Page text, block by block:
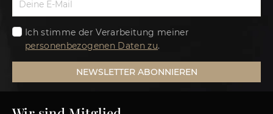
Ich stimme der Verarbeitung meiner
personenbezogenen Daten zu.
NEWSLETTER ABONNIEREN